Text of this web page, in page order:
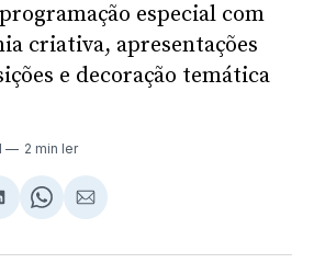
especial com
criativa, apresentações
e decoração temática
2 min ler
Share
WhatsApp
Compartilhar
Email